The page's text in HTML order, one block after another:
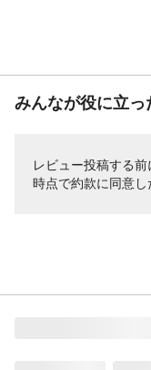
みんなが役に立っ
レビュー投稿する前
時点で約款に同意し